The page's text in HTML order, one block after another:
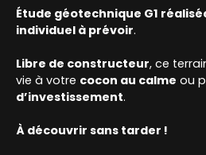
Étude géotechnique G1
individuel à prévoir.
Libre de constructeur, ce
vie à votre cocon au calme ou
d’investissement.
À découvrir sans tarder !